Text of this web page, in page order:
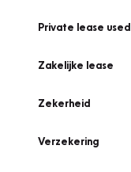
Private lease used
Zakelijke lease
Zekerheid
Verzekering